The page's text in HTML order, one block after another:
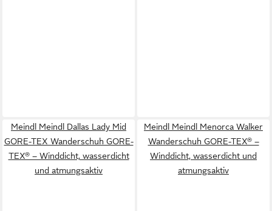
Meindl Meindl Dallas Lady Mid
GORE-TEX Wanderschuh GORE-
TEX® – Winddicht, wasserdicht
und atmungsaktiv
Meindl Meindl Menorca Walker
Wanderschuh GORE-TEX® –
Winddicht, wasserdicht und
atmungsaktiv